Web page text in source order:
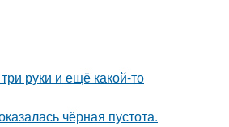
руки и ещё какой-то
чёрная пустота.